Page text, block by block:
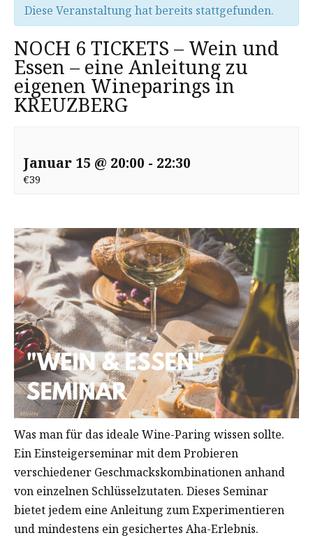
Diese Veranstaltung hat bereits stattgefunden.
NOCH 6 TICKETS – Wein und
Essen – eine Anleitung zu
eigenen Wineparings in
KREUZBERG
Januar 15 @ 20:00 - 22:30
€39
Was man für das ideale Wine-Paring wissen sollte.
Ein Einsteigerseminar mit dem Probieren
verschiedener Geschmackskombinationen anhand
von einzelnen Schlüsselzutaten. Dieses Seminar
bietet jedem eine Anleitung zum Experimentieren
und mindestens ein gesichertes Aha-Erlebnis.